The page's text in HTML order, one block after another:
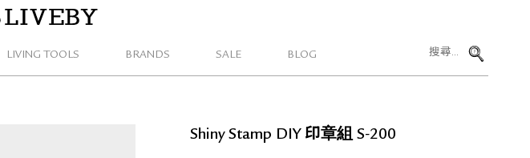
LIVING TOOLS BRANDS SALE BLOG
Shiny Stamp DIY 印章組 S-200